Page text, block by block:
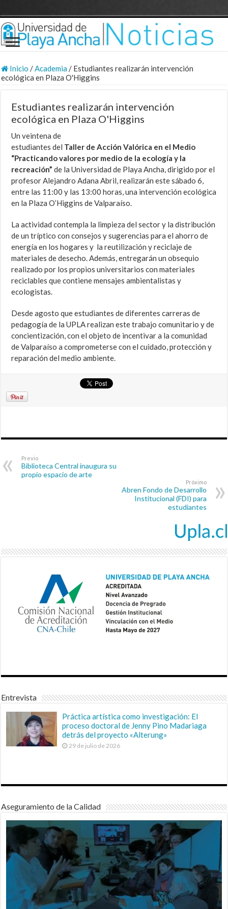
Inicio /Academia/ Estudiantes realizarán intervención
ecológica en Plaza O'Higgins
Estudiantes realizarán intervención
ecológica en Plaza O'Higgins
Un veintena de
estudiantes del Taller de Acción Valórica en el Medio
“Practicando valores por medio de la ecología y la
recreación”de la Universidad de Playa Ancha, dirigido por el
profesor Alejandro Adana Abril, realizarán este sábado 6,
entre las 11:00 y las 13:00 horas, una intervención ecológica
en la Plaza O’Higgins de Valparaíso.
La actividad contempla la limpieza del sector y la distribución
de un tríptico con consejos y sugerencias para el ahorro de
energía en los hogares y la reutilización y reciclaje de
materiales de desecho. Además, entregarán un obsequio
realizado por los propios universitarios con materiales
reciclables que contiene mensajes ambientalistas y
ecologistas.
Desde agosto que estudiantes de diferentes carreras de
pedagogía de la UPLA realizan este trabajo comunitario y de
concientización, con el objeto de incentivar a la comunidad
de Valparaíso a comprometerse con el cuidado, protección y
reparación del medio ambiente.
Previo
Biblioteca Central inaugura su
propio espacio de arte
Próximo
Abren Fondo de Desarrollo
Institucional (FDI) para
estudiantes
Entrevista
Práctica artística como investigación: El
proceso doctoral de Jenny Pino Madariaga
detrás del proyecto «Alterung»
29 de julio de 2026
Aseguramiento de la Calidad